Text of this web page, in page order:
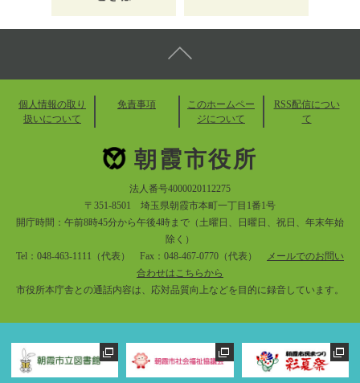
個人情報の取り
扱いについて
免責事項
このホームペー
ジについて
RSS配信につい
て
朝霞市役所
法人番号4000020112275
〒351-8501 埼玉県朝霞市本町一丁目1番1号
開庁時間：午前8時45分から午後4時まで（土曜日、日曜日、祝日、年末年始
除く）
Tel：048-463-1111（代表） Fax：048-467-0770（代表）
メールでのお問い
合わせはこちらから
市役所本庁舎との通話内容は、応対品質向上などを目的に録音しています。